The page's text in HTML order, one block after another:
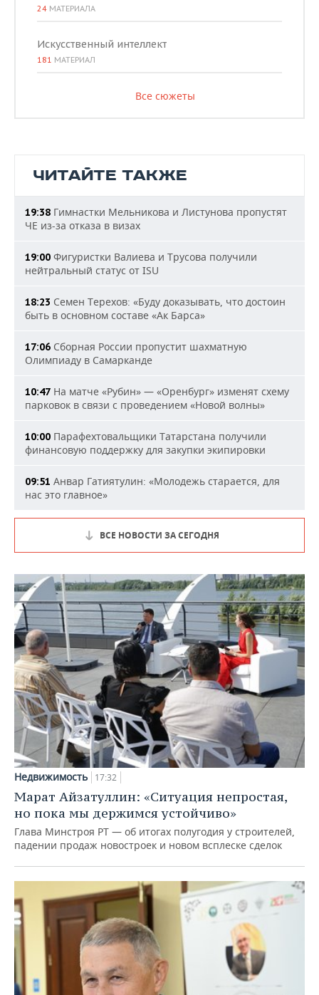
24 МАТЕРИАЛА
Искусственный интеллект
181 МАТЕРИАЛ
Все сюжеты
ЧИТАЙТЕ ТАКЖЕ
19:38 Гимнастки Мельникова и Листунова пропустят
ЧЕ из-за отказа в визах
19:00 Фигуристки Валиева и Трусова получили
нейтральный статус от ISU
18:23 Семен Терехов: «Буду доказывать, что достоин
быть в основном составе «Ак Барса»
17:06 Сборная России пропустит шахматную
Олимпиаду в Самарканде
10:47 На матче «Рубин» — «Оренбург» изменят схему
парковок в связи с проведением «Новой волны»
10:00 Парафехтовальщики Татарстана получили
финансовую поддержку для закупки экипировки
09:51 Анвар Гатиятулин: «Молодежь старается, для
нас это главное»
ВСЕ НОВОСТИ ЗА СЕГОДНЯ
Недвижимость 17:32
Марат Айзатуллин: «Ситуация непростая,
но пока мы держимся устойчиво»
Глава Минстроя РТ — об итогах полугодия у строителей,
падении продаж новостроек и новом всплеске сделок